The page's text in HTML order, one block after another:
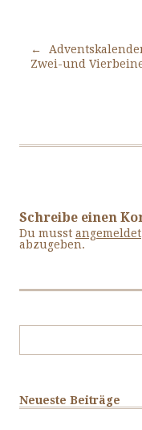
Beitrags-Navigation
←
Zwei-und
Schreibe einen
Du musst angemeldet
abzugeben.
nach:
Neueste Beiträge